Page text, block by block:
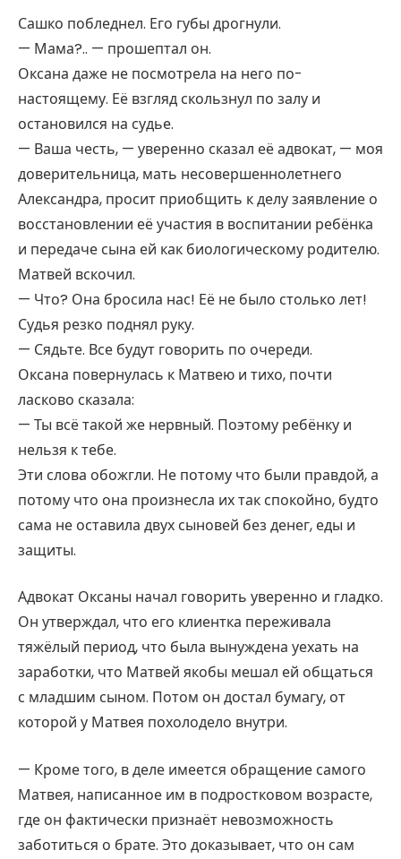
Сашко побледнел. Его губы дрогнули.
— Мама?.. — прошептал он.
Оксана даже не посмотрела на него по-
настоящему. Её взгляд скользнул по залу и
остановился на судье.
— Ваша честь, — уверенно сказал её адвокат, — моя
доверительница, мать несовершеннолетнего
Александра, просит приобщить к делу заявление о
восстановлении её участия в воспитании ребёнка
и передаче сына ей как биологическому родителю.
Матвей вскочил.
— Что? Она бросила нас! Её не было столько лет!
Судья резко поднял руку.
— Сядьте. Все будут говорить по очереди.
Оксана повернулась к Матвею и тихо, почти
ласково сказала:
— Ты всё такой же нервный. Поэтому ребёнку и
нельзя к тебе.
Эти слова обожгли. Не потому что были правдой, а
потому что она произнесла их так спокойно, будто
сама не оставила двух сыновей без денег, еды и
защиты.
Адвокат Оксаны начал говорить уверенно и гладко.
Он утверждал, что его клиентка переживала
тяжёлый период, что была вынуждена уехать на
заработки, что Матвей якобы мешал ей общаться
с младшим сыном. Потом он достал бумагу, от
которой у Матвея похолодело внутри.
— Кроме того, в деле имеется обращение самого
Матвея, написанное им в подростковом возрасте,
где он фактически признаёт невозможность
заботиться о брате. Это доказывает, что он сам